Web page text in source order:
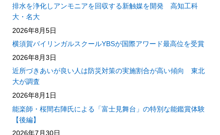
排水を浄化しアンモニアを回収する新触媒を開発 高知工科
大・名大
2026年8月5日
横須賀バイリンガルスクールYBSが国際アワード最高位を受賞
2026年8月3日
近所づきあいが良い人は防災対策の実施割合が高い傾向 東北
大が調査
2026年8月1日
能楽師・桜間右陣氏による「富士見舞台」の特別な能鑑賞体験
【後編】
2026年7月30日